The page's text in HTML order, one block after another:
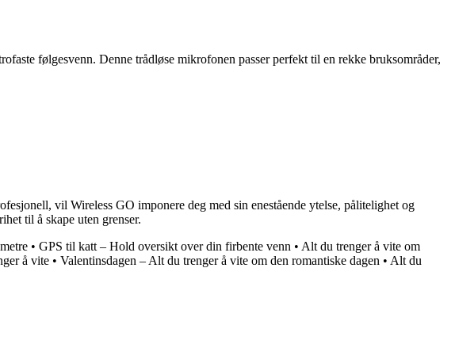
følgesvenn. Denne trådløse mikrofonen passer perfekt til en rekke bruksområder,
vil Wireless GO imponere deg med sin enestående ytelse, pålitelighet og
til å skape uten grenser.
• GPS til katt – Hold oversikt over din firbente venn • Alt du trenger å vite om
å vite • Valentinsdagen – Alt du trenger å vite om den romantiske dagen • Alt du